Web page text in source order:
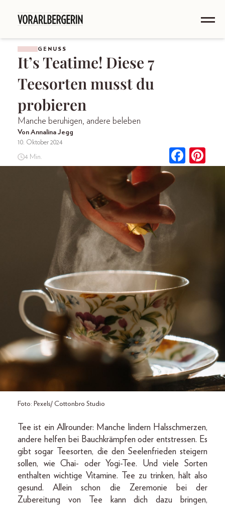
GENUSS
It’s Teatime! Diese 7
Teesorten musst du
probieren
Manche beruhigen, andere beleben
Von Annalina Jegg
10. Oktober 2024
4 Min.
Foto: Pexels/ Cottonbro Studio
Tee ist ein Allrounder: Manche lindern Halsschmerzen,
andere helfen bei Bauchkrämpfen oder entstressen. Es
gibt sogar Teesorten, die den Seelenfrieden steigern
sollen, wie Chai- oder Yogi-Tee. Und viele Sorten
enthalten wichtige Vitamine. Tee zu trinken, hält also
gesund. Allein schon die Zeremonie bei der
Zubereitung von Tee kann dich dazu bringen,